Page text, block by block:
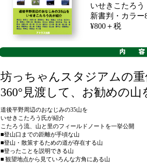
いせきこたろう
新書判・カラー
¥800＋税
坊っちゃんスタジアムの重
360°見渡して、お勧めの
道後平野周辺のおなじみの35山を
いせきこたろう氏が紹介
こたろう流、山と里のフィールドノートを一挙公開
■登山口までの距離が手頃な山
■登山・散策するための道が存在する山
■登ったことを説明できる山
■ 観望地点から見ていろんな方角にある山